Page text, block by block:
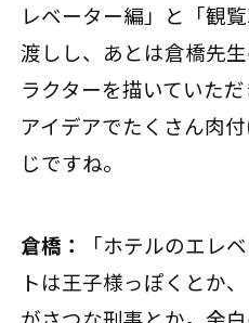
レベーター編」と「観
渡しし、あとは倉橋先
ラクターを描いていた
アイデアでたくさん肉
じですね。
倉橋：
「ホテルのエレ
トは王子様っぽくとか